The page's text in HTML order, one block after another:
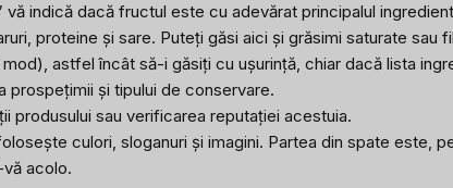
vă indică dacă fructul este cu adevărat principalul
proteine și sare. Puteți găsi aici și grăsimi saturate sau
astfel încât să-i găsiți cu ușurință, chiar dacă lista
prospețimii și tipului de conservare.
produsului sau verificarea reputației acestuia.
culori, sloganuri și imagini. Partea din spate este,
acolo.